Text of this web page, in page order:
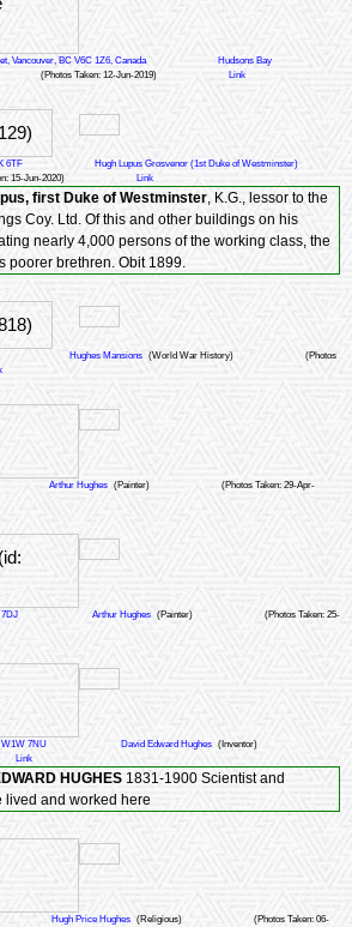
Vancouver, BC V6C 1Z6, Canada
Hudsons Bay
(Photos Taken: 12-Jun-2019) Link
6TF
Hugh Lupus Grosvenor (1st Duke of Westminster)
15-Jun-2020) Link
first Duke of Westminster, K.G., lessor to the
Coy. Ltd. Of this and other buildings on his
nearly 4,000 persons of the working class, the
poorer brethren. Obit 1899.
Hughes Mansions (World War History)
(Photos
Arthur Hughes (Painter)
(Photos Taken: 29-Apr-
7DJ Arthur Hughes (Painter)
(Photos Taken: 25-
W1W 7NU David Edward Hughes (Inventor)
Link
HUGHES 1831-1900 Scientist and
lived and worked here
Hugh Price Hughes (Religious)
(Photos Taken: 06-